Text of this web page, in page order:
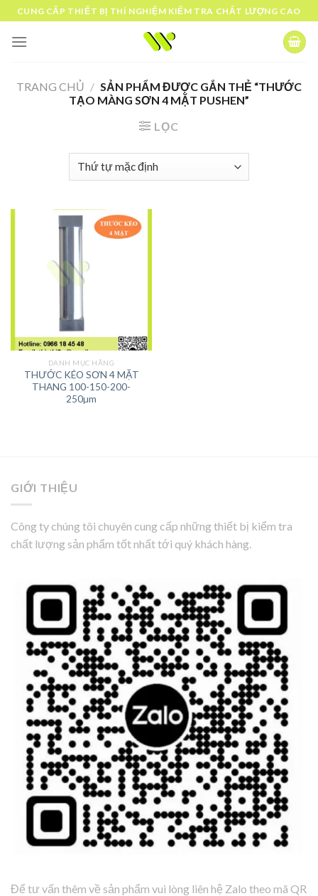
Skip
to
content
CUNG CẤP THIẾT BỊ THÍ NGHIỆM KIỂM TRA CHẤT LƯỢNG CAO
TRANG CHỦ / SẢN PHẨM ĐƯỢC GẮN THẺ “THƯỚC
TẠO MÀNG SƠN 4 MẶT PUSHEN”
LỌC
DANH MỤC HÃNG
THƯỚC KÉO SƠN 4 MẶT
THANG 100-150-200-
250µm
GIỚI THIỆU
Công ty chúng tôi chuyên cung cấp những thiết bị kiểm tra
chất lượng sản phẩm tốt nhất tới quý khách hàng.
Để tư vấn thêm về sản phẩm vui lòng liên hệ Zalo theo mã QR